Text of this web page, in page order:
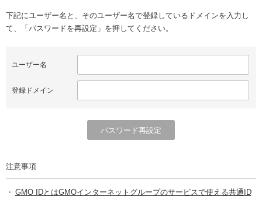
下記にユーザー名と、そのユーザー名で登録しているドメインを入力し
て、「パスワードを再設定」を押してください。
ユーザー名
登録ドメイン
注意事項
GMO IDとはGMOインターネットグループのサービスで使える共通ID